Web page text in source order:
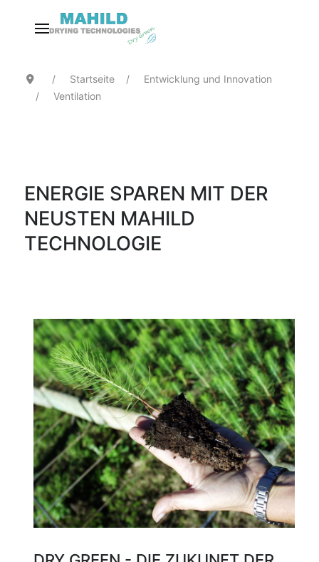
Startseite
Entwicklung und Innovation
Ventilation
ENERGIE SPAREN MIT DER
NEUSTEN MAHILD
TECHNOLOGIE